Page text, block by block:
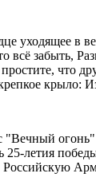
уходящее
забыть,
что
крепкое
25-летия